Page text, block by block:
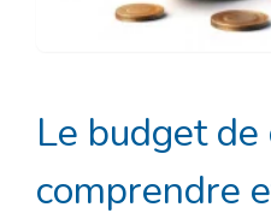
Le budget
comprendre